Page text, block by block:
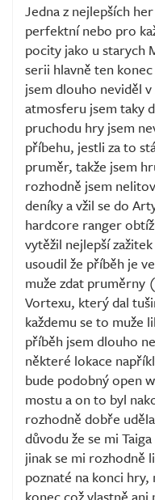
Jedna z nejlepších
perfektní nebo pro
pocity jako u starych
serii hlavně ten
jsem dlouho neviděl
atmosferu jsem taky
pruchodu hry jsem
příbehu, jestli za to
pruměr, takže jsem
rozhodně jsem
deníky a vžil se do
hardcore ranger
vytěžil nejlepší
usoudil že příběh je
muže zdat pruměrny
Vortexu, který dal
každemu se to muže
příběh jsem dlouho
některé lokace
bude podobný open
mostu a on to byl
rozhodně dobře
důvodu že se mi
jinak se mi rozhodně
poznaté na konci